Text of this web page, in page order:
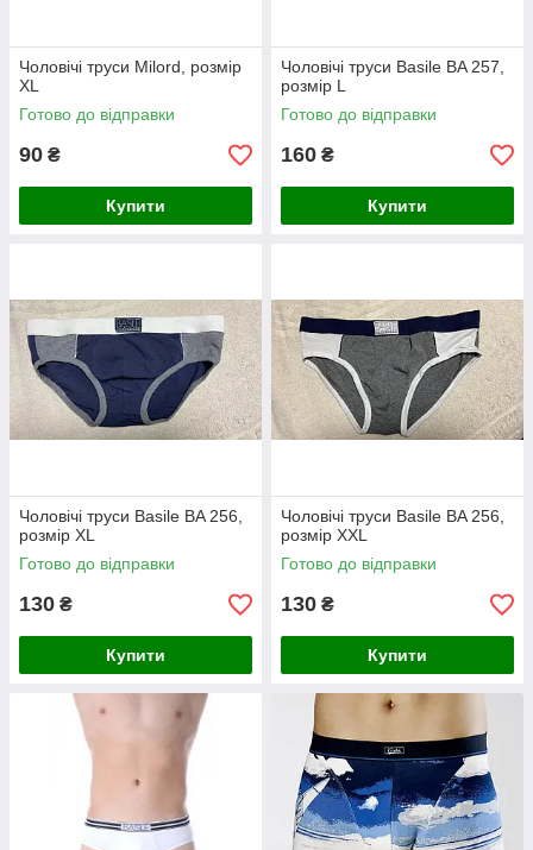
Чоловічі труси Milord, розмір
XL
Готово до відправки
90 ₴
Купити
Чоловічі труси Basile BA 257,
розмір L
Готово до відправки
160 ₴
Купити
Чоловічі труси Basile BA 256,
розмір XL
Готово до відправки
130 ₴
Купити
Чоловічі труси Basile BA 256,
розмір XXL
Готово до відправки
130 ₴
Купити